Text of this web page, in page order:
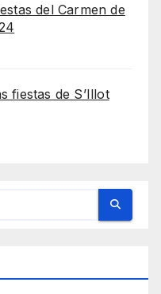
del Carmen de
fiestas de S’Illot